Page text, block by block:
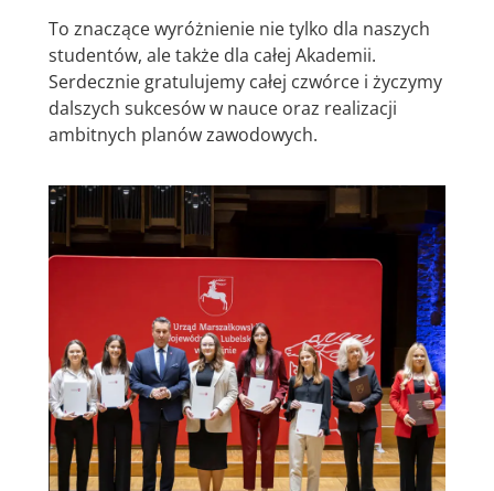
To znaczące wyróżnienie nie tylko dla naszych
studentów, ale także dla całej Akademii.
Serdecznie gratulujemy całej czwórce i życzymy
dalszych sukcesów w nauce oraz realizacji
ambitnych planów zawodowych.